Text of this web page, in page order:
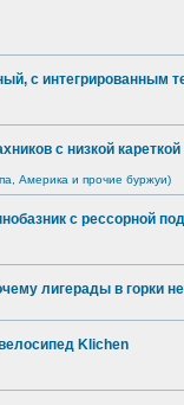
с интегрированным
с низкой кареткой
Америка и прочие буржуи)
с рессорной
лигерады в горки
Klichen